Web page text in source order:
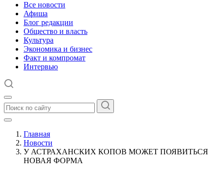
Все новости
Афиша
Блог редакции
Общество и власть
Культура
Экономика и бизнес
Факт и компромат
Интервью
Главная
Новости
У АСТРАХАНСКИХ КОПОВ МОЖЕТ ПОЯВИТЬСЯ
НОВАЯ ФОРМА